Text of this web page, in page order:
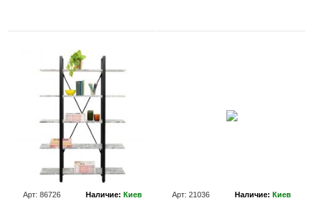
Арт: 86726 Наличие: Киев Арт: 21036 Наличие: Киев